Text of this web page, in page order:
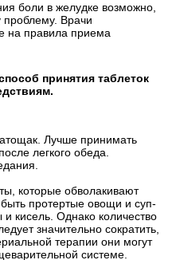
боли в желудке возможно,
проблему. Врачи
на правила приема
принятия таблеток
Лучше принимать
легкого обеда.
которые обволакивают
протертые овощи и суп-
кисель. Однако количество
значительно сократить,
терапии они могут
системе.